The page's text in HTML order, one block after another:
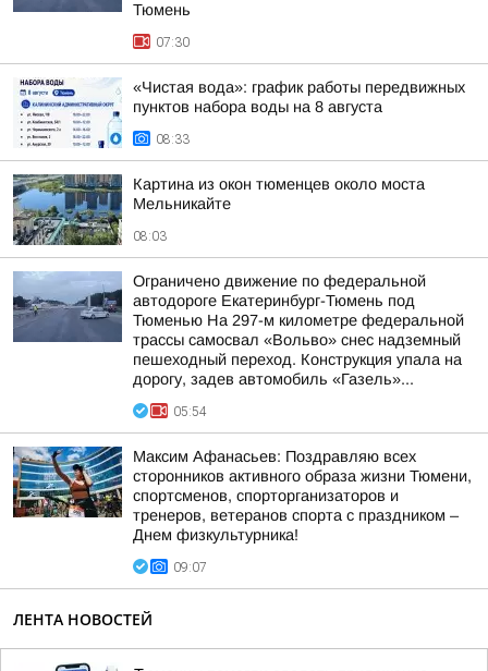
Тюмень
07:30
«Чистая вода»: график работы передвижных
пунктов набора воды на 8 августа
08:33
Картина из окон тюменцев около моста
Мельникайте
08:03
Ограничено движение по федеральной
автодороге Екатеринбург-Тюмень под
Тюменью На 297-м километре федеральной
трассы самосвал «Вольво» снес надземный
пешеходный переход. Конструкция упала на
дорогу, задев автомобиль «Газель»...
05:54
Максим Афанасьев: Поздравляю всех
сторонников активного образа жизни Тюмени,
спортсменов, спорторганизаторов и
тренеров, ветеранов спорта с праздником –
Днем физкультурника!
09:07
ЛЕНТА НОВОСТЕЙ